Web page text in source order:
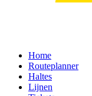
Home
Routeplanner
Haltes
Lijnen